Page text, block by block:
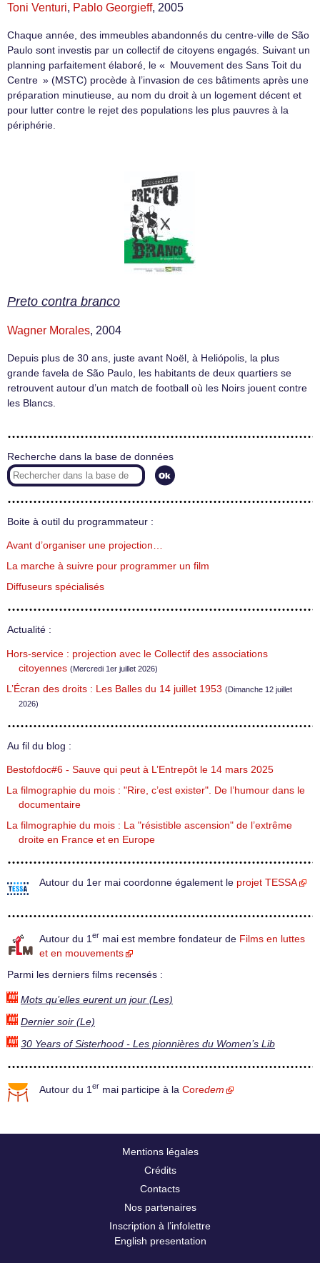
Toni Venturi, Pablo Georgieff, 2005
Chaque année, des immeubles abandonnés du centre-ville de São
Paulo sont investis par un collectif de citoyens engagés. Suivant un
planning parfaitement élaboré, le « Mouvement des Sans Toit du
Centre » (MSTC) procède à l’invasion de ces bâtiments après une
préparation minutieuse, au nom du droit à un logement décent et
pour lutter contre le rejet des populations les plus pauvres à la
périphérie.
Preto contra branco
Wagner Morales, 2004
Depuis plus de 30 ans, juste avant Noël, à Heliópolis, la plus
grande favela de São Paulo, les habitants de deux quartiers se
retrouvent autour d’un match de football où les Noirs jouent contre
les Blancs.
Recherche dans la base de données
Boite à outil du programmateur :
Avant d’organiser une projection…
La marche à suivre pour programmer un film
Diffuseurs spécialisés
Actualité :
Hors-service : projection avec le Collectif des associations
citoyennes (Mercredi 1er juillet 2026)
L’Écran des droits : Les Balles du 14 juillet 1953 (Dimanche 12 juillet
2026)
Au fil du blog :
Bestofdoc#6 - Sauve qui peut à L’Entrepôt le 14 mars 2025
La filmographie du mois : "Rire, c’est exister". De l’humour dans le
documentaire
La filmographie du mois : La "résistible ascension" de l’extrême
droite en France et en Europe
Autour du 1er mai coordonne également le projet TESSA
Autour du 1 er mai est membre fondateur de Films en luttes
et en mouvements
Parmi les derniers films recensés :
Mots qu’elles eurent un jour (Les)
Dernier soir (Le)
30 Years of Sisterhood - Les pionnières du Women’s Lib
Autour du 1 er mai participe à la Coredem
Mentions légales
Crédits
Contacts
Nos partenaires
Inscription à l’infolettre
English presentation